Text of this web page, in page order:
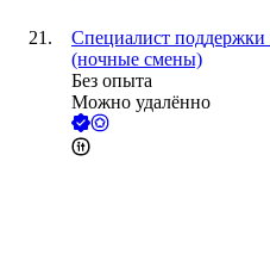
Специалист поддержки
(ночные смены)
Без опыта
Можно удалённо